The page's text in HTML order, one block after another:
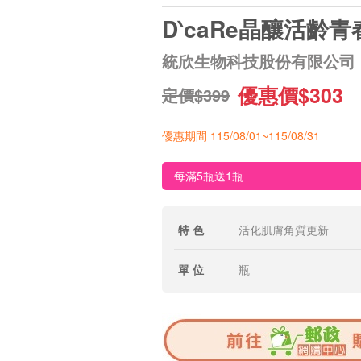
D‵caRe晶釀活齡青
統欣生物科技股份有限公司
定價$399 優惠價$303
優惠期間 115/08/01~115/08/31
每滿5瓶送1瓶
特 色 活化肌膚角質更新
單 位 瓶